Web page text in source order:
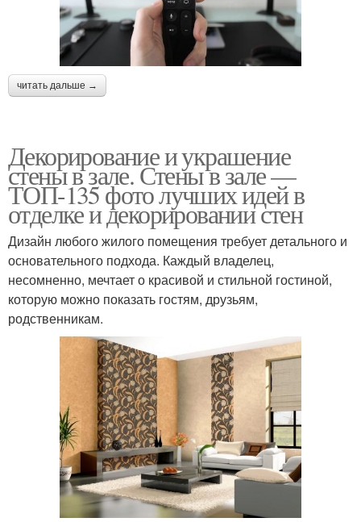
читать дальше →
Декорирование и украшение
стены в зале. Стены в зале —
ТОП-135 фото лучших идей в
отделке и декорировании стен
Дизайн любого жилого помещения требует детального и
основательного подхода. Каждый владелец,
несомненно, мечтает о красивой и стильной гостиной,
которую можно показать гостям, друзьям,
родственникам.